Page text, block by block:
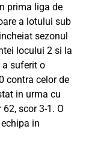
prima liga de
a lotului sub
sezonul
locului 2 si la
a suferit o
contra celor de
in urma cu
scor 3-1. O
in